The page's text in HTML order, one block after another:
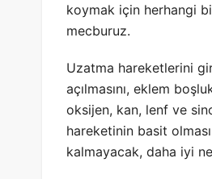
koymak için herhangi
mecburuz.
Uzatma hareketlerini
açılmasını, eklem
oksijen, kan, lenf ve
hareketinin basit
kalmayacak, daha iyi